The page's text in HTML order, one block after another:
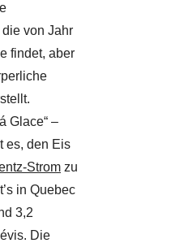
von Jahr
findet, aber
Glace“ –
es, den Eis
Strom zu
in Quebec
3,2
Die